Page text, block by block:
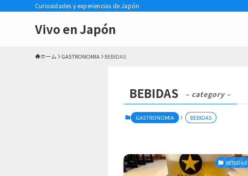
Curiosidades y experiencias de Japón
Vivo en Japón
ホーム GASTRONOMIA BEBIDAS
BEBIDAS – category –
GASTRONOMIA BEBIDAS
BEBIDAS